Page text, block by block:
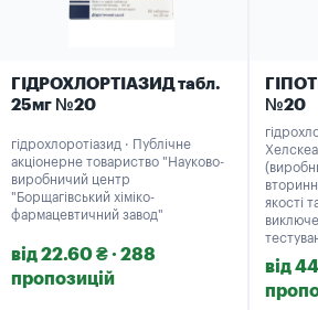
ГІДРОХЛОРТІАЗИД табл.
25мг №20
гідрохлоротіазид · Публічне
акціонерне товариство "Науково-
виробничий центр
"Борщагівський хіміко-
фармацевтичний завод"
від 22.60 ₴ · 288
пропозицій
№20
якості
від